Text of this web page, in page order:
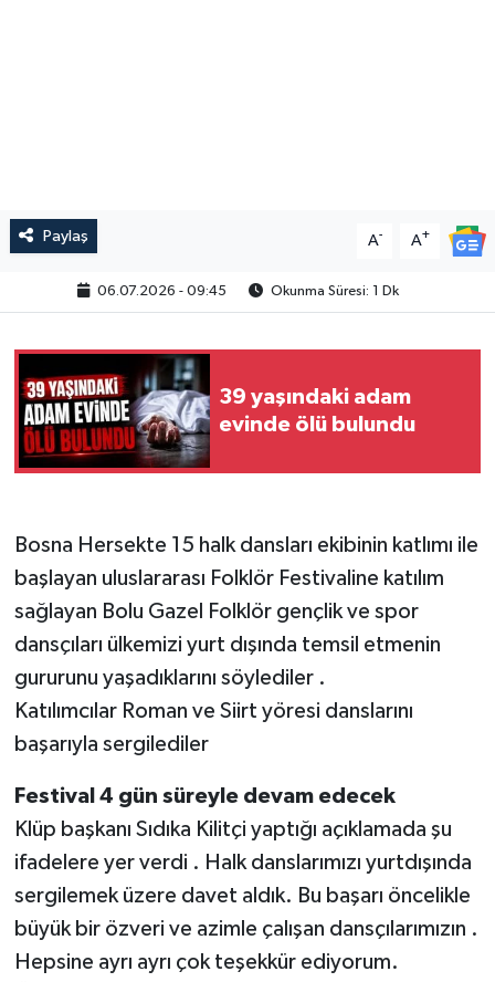
Paylaş A- A+
06.07.2026 - 09:45 Okunma Süresi: 1 Dk
39 yaşındaki adam
evinde ölü bulundu
Bosna Hersekte 15 halk dansları ekibinin katlımı ile
başlayan uluslararası Folklör Festivaline katılım
sağlayan Bolu Gazel Folklör gençlik ve spor
dansçıları ülkemizi yurt dışında temsil etmenin
gururunu yaşadıklarını söylediler .
Katılımcılar Roman ve Siirt yöresi danslarını
başarıyla sergilediler
Festival 4 gün süreyle devam edecek
Klüp başkanı Sıdıka Kilitçi yaptığı açıklamada şu
ifadelere yer verdi . Halk danslarımızı yurtdışında
sergilemek üzere davet aldık. Bu başarı öncelikle
büyük bir özveri ve azimle çalışan dansçılarımızın .
Hepsine ayrı ayrı çok teşekkür ediyorum.